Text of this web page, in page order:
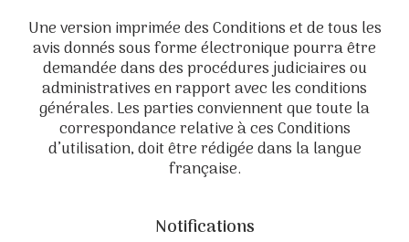
Une version imprimée des Conditions et de tous les
avis donnés sous forme électronique pourra être
demandée dans des procédures judiciaires ou
administratives en rapport avec les conditions
générales. Les parties conviennent que toute la
correspondance relative à ces Conditions
d’utilisation, doit être rédigée dans la langue
française.
Notifications